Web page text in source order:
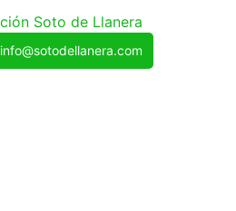
info@sotodellanera.com